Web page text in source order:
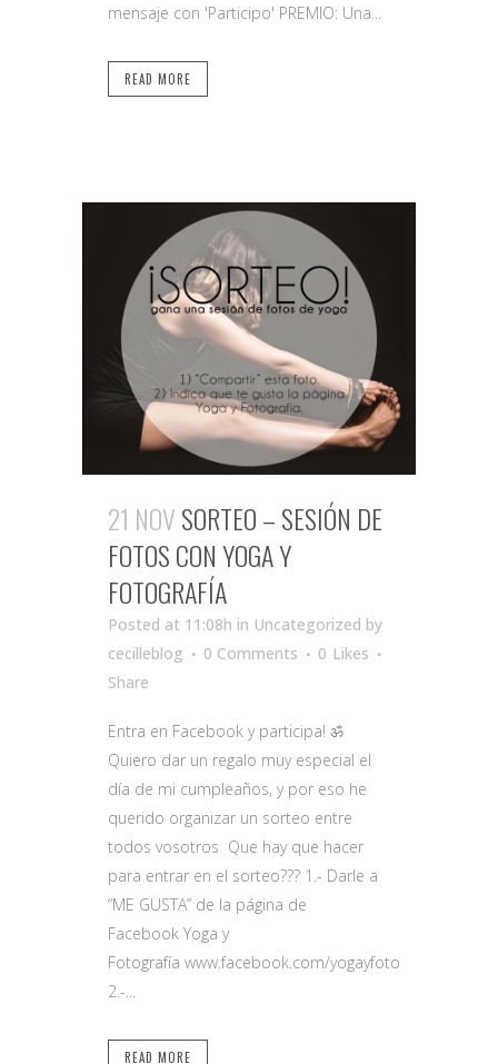
mensaje con 'Participo' PREMIO: Una...
READ MORE
21 NOVSORTEO – SESIÓN DE
FOTOS CON YOGA Y
FOTOGRAFÍA
Posted at 11:08h in Uncategorized by
cecilleblog
0 Comments 0 Likes
Share
Entra en Facebook y participa! ॐ
Quiero dar un regalo muy especial el
día de mi cumpleaños, y por eso he
querido organizar un sorteo entre
todos vosotros Que hay que hacer
para entrar en el sorteo??? 1.- Darle a
“ME GUSTA” de la página de
Facebook Yoga y
Fotografía www.facebook.com/yogayfoto
2.-...
READ MORE